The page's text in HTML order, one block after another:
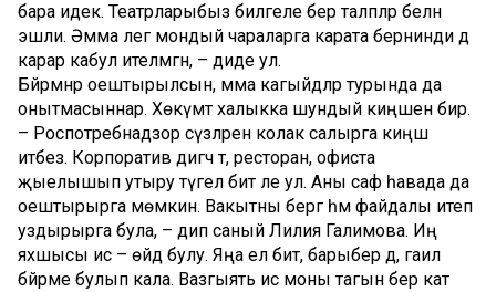
бара идек. Театрларыбыз билгеле бер таләпләр белән
эшли. Әмма әлегә мондый чараларга карата бернинди дә
карар кабул ителмәгән, – диде ул.
Бәйрәмнәр оештырылсын, әмма кагыйдәләр турында да
онытмасыннар. Хөкүмәт халыкка шундый киңәшен бирә.
– Роспотребнадзор сүзләренә колак салырга киңәш
итәбез. Корпоратив дигәч тә, ресторан, офиста
җыелышып утыру түгел бит әле ул. Аны саф һавада да
оештырырга мөмкин. Вакытны бергә һәм файдалы итеп
уздырырга була, – дип саный Лилия Галимова. Иң
яхшысы исә – өйдә булу. Яңа ел бит, барыбер дә, гаилә
бәйрәме булып кала. Вазгыять исә моны тагын бер кат